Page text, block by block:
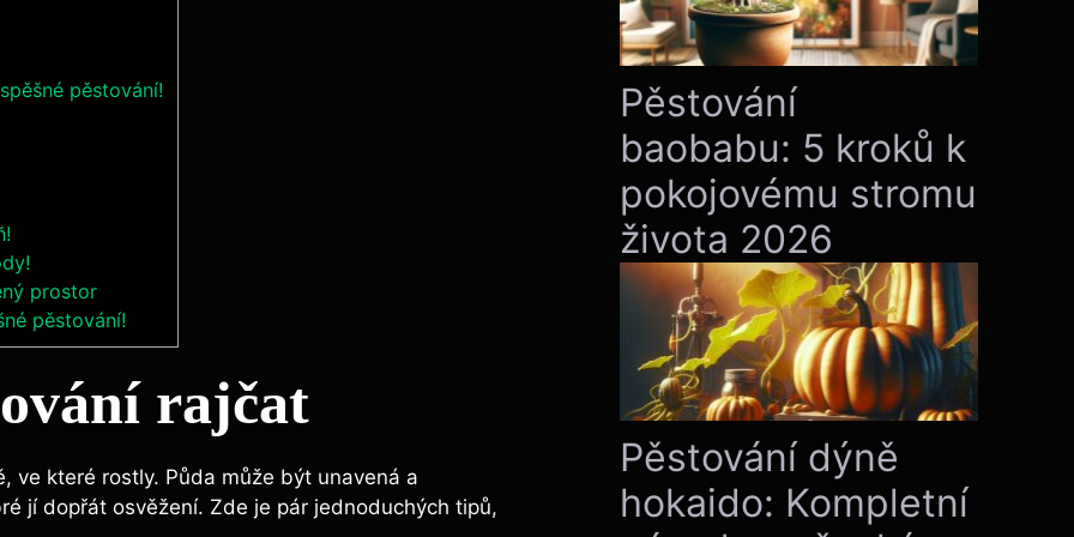
pěstování!
prostor
pěstování!
rajčat
ve ‍které rostly. Půda může být ⁢unavená ⁣a​
jí dopřát osvěžení. Zde​ je pár jednoduchých ‌tipů,
Pěstování
baobabu: 5 kroků k
pokojovému stromu
života 2026
Pěstování dýně
hokaido: Kompletní